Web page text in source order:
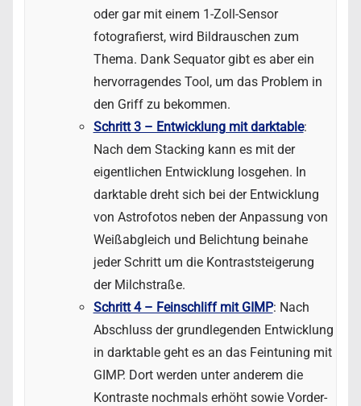
oder gar mit einem 1-Zoll-Sensor
fotografierst, wird Bildrauschen zum
Thema. Dank Sequator gibt es aber ein
hervorragendes Tool, um das Problem in
den Griff zu bekommen.
Schritt 3 – Entwicklung mit darktable:
Nach dem Stacking kann es mit der
eigentlichen Entwicklung losgehen. In
darktable dreht sich bei der Entwicklung
von Astrofotos neben der Anpassung von
Weißabgleich und Belichtung beinahe
jeder Schritt um die Kontraststeigerung
der Milchstraße.
Schritt 4 – Feinschliff mit GIMP: Nach
Abschluss der grundlegenden Entwicklung
in darktable geht es an das Feintuning mit
GIMP. Dort werden unter anderem die
Kontraste nochmals erhöht sowie Vorder-